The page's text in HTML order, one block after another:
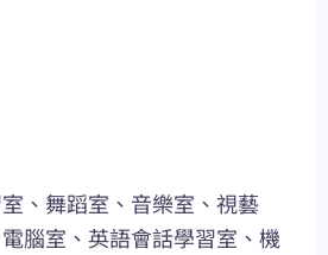
、舞蹈室、音樂室、視藝
腦室、英語會話學習室、機